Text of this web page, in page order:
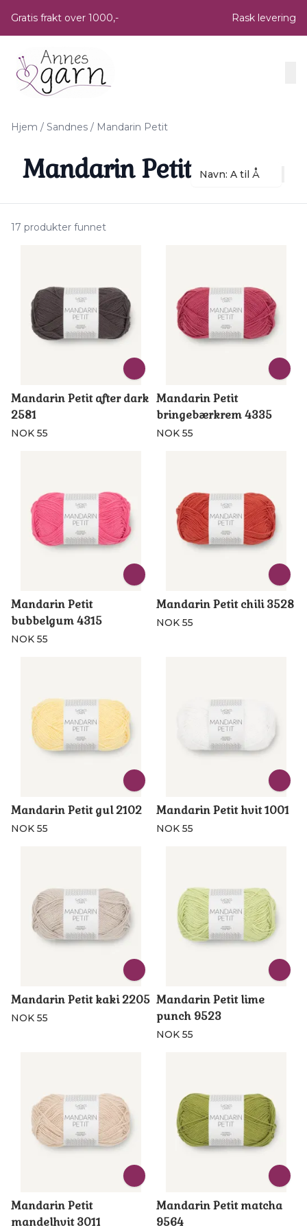
Gratis frakt over 1000,- Rask levering
Hjem / Sandnes / Mandarin Petit
Mandarin Petit Navn: A til Å
17 produkter funnet
Mandarin Petit after dark
2581
NOK 55
Mandarin Petit
bringebærkrem 4335
NOK 55
Mandarin Petit
bubbelgum 4315
NOK 55
Mandarin Petit chili 3528
NOK 55
Mandarin Petit gul 2102
NOK 55
Mandarin Petit hvit 1001
NOK 55
Mandarin Petit kaki 2205
NOK 55
Mandarin Petit lime
punch 9523
NOK 55
Mandarin Petit
mandelhvit 3011
Mandarin Petit matcha
9564